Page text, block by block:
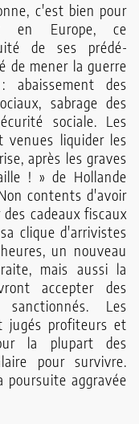
c'est bien pour
en Europe, ce
de ses prédé­
de mener la guerre
abaissement des
sabrage des
sociale. Les
venues liqui­der les
après les graves
! » de Hollande
contents d'avoir
cadeaux fiscaux
clique d'arrivistes
un nouveau
mais aussi la
accepter des
Les
jugés profiteurs et
la plupart des
pour survivre.
poursuite aggravée